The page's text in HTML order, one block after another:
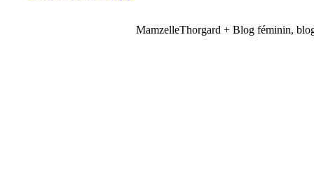
MamzelleThorgard + Blog féminin,